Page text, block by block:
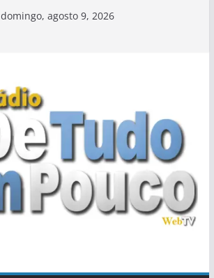
domingo, agosto 9, 2026